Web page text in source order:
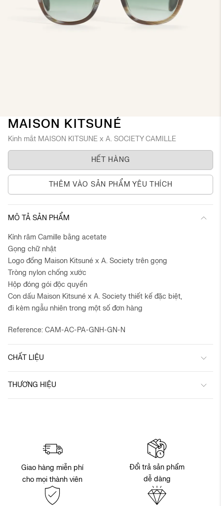
Chuyển
đến
phần
đầu
thư
MAISON KITSUNÉ
Kinh mắt MAISON KITSUNE x A. SOCIETY CAMILLE
HẾT HÀNG
THÊM VÀO SẢN PHẨM YÊU THÍCH
MÔ TẢ SẢN PHẨM
Kính râm Camille bằng acetate
Gọng chữ nhật
Logo đồng Maison Kitsuné x A. Society trên gọng
Tròng nylon chống xước
Hộp đóng gói độc quyền
Con dấu Maison Kitsuné x A. Society thiết kế đặc biệt,
đi kèm ngẫu nhiên trong một số đơn hàng
Reference: CAM-AC-PA-GNH-GN-N
CHẤT LIỆU
THƯƠNG HIỆU
Giao hàng miễn phí
cho mọi thành viên
Đổi trả sản phẩm
dễ dàng